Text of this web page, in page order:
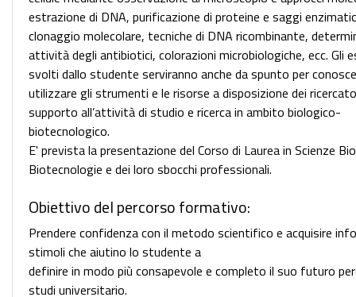
estrazione di DNA, purificazione di proteine e saggi
clonaggio molecolare, tecniche di DNA ricombinante,
attività degli antibiotici, colorazioni microbiologiche, ecc. Gli
svolti dallo studente serviranno anche da spunto per
utilizzare gli strumenti e le risorse a disposizione dei
supporto all’attività di studio e ricerca in ambito biologico-
biotecnologico.
E' prevista la presentazione del Corso di Laurea in Scienze
Biotecnologie e dei loro sbocchi professionali.
Obiettivo del percorso formativo:
Prendere confidenza con il metodo scientifico e acquisire
stimoli che aiutino lo studente a
definire in modo più consapevole e completo il suo futuro
studi universitario.